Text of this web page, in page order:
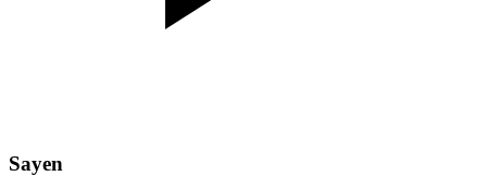
Sayen